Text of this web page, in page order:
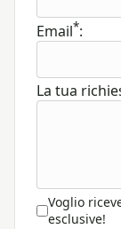
Email*:
La tua
Voglio
esclusive!